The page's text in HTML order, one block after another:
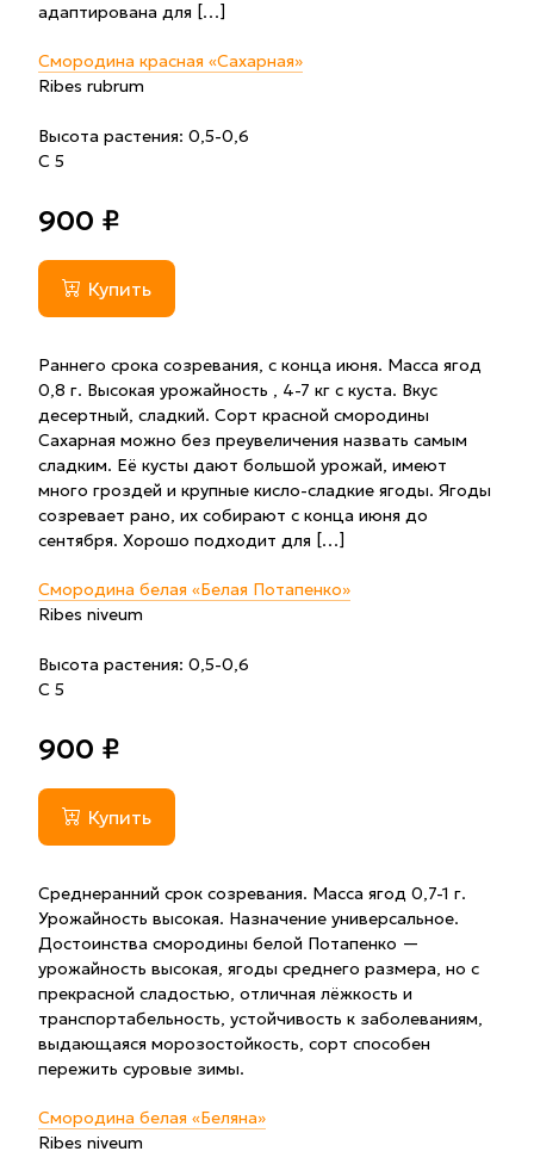
адаптирована для […]
Смородина красная «Сахарная»
Ribes rubrum
Высота растения: 0,5-0,6
С 5
900 ₽
Купить
Раннего срока созревания, с конца июня. Масса ягод
0,8 г. Высокая урожайность , 4-7 кг с куста. Вкус
десертный, сладкий. Сорт красной смородины
Сахарная можно без преувеличения назвать самым
сладким. Её кусты дают большой урожай, имеют
много гроздей и крупные кисло-сладкие ягоды. Ягоды
созревает рано, их собирают с конца июня до
сентября. Хорошо подходит для […]
Смородина белая «Белая Потапенко»
Ribes niveum
Высота растения: 0,5-0,6
С 5
900 ₽
Купить
Среднеранний срок созревания. Масса ягод 0,7-1 г.
Урожайность высокая. Назначение универсальное.
Достоинства смородины белой Потапенко —
урожайность высокая, ягоды среднего размера, но с
прекрасной сладостью, отличная лёжкость и
транспортабельность, устойчивость к заболеваниям,
выдающаяся морозостойкость, сорт способен
пережить суровые зимы.
Смородина белая «Беляна»
Ribes niveum